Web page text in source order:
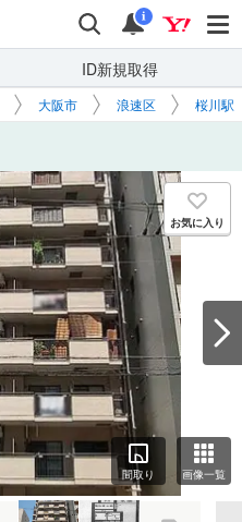
検索 通知
i
ID新規取得
大阪市 浪速区 桜川駅
お気に入り
間取り 画像一覧